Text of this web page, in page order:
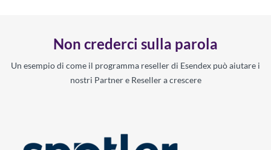
Non crederci sulla parola
Un esempio di come il programma reseller di Esendex può aiutare i
nostri Partner e Reseller a crescere